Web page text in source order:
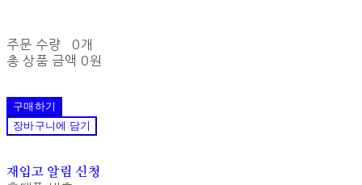
주문 수량
0개
총 상품 금액 0원
구매하기
장바구니에 담기
재입고 알림 신청